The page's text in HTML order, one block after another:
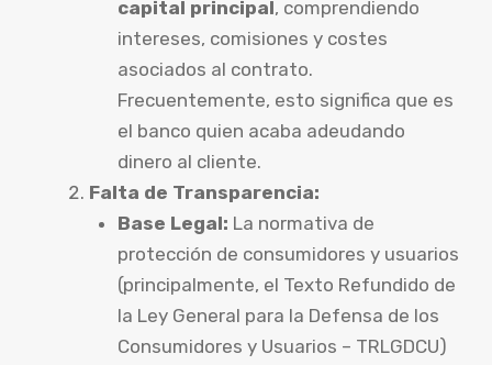
capital principal, comprendiendo
intereses, comisiones y costes
asociados al contrato.
Frecuentemente, esto significa que es
el banco quien acaba adeudando
dinero al cliente.
Falta de Transparencia:
Base Legal: La normativa de
protección de consumidores y usuarios
(principalmente, el Texto Refundido de
la Ley General para la Defensa de los
Consumidores y Usuarios – TRLGDCU)